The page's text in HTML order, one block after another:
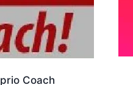
Coach